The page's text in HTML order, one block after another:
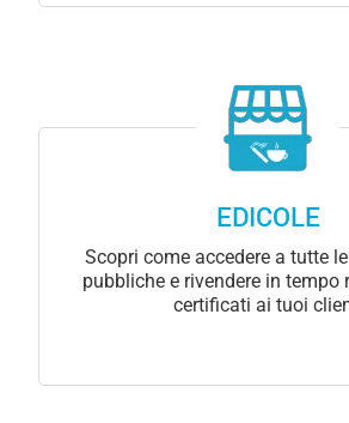
EDICOLE
Scopri come accedere a tutte
pubbliche e rivendere in tempo
certificati ai tuoi